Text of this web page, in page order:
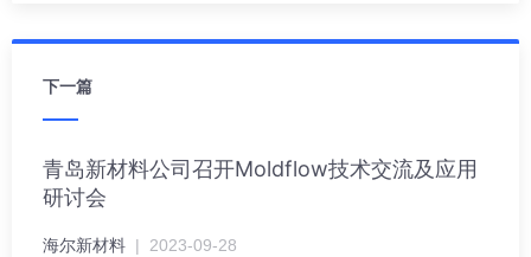
下一篇
青岛新材料公司召开Moldflow技术交流及应用
研讨会
海尔新材料 | 2023-09-28